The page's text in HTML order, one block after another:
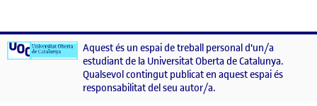
Aquest és un espai de treball personal d'un/a
estudiant de la Universitat Oberta de Catalunya.
Qualsevol contingut publicat en aquest espai és
responsabilitat del seu autor/a.